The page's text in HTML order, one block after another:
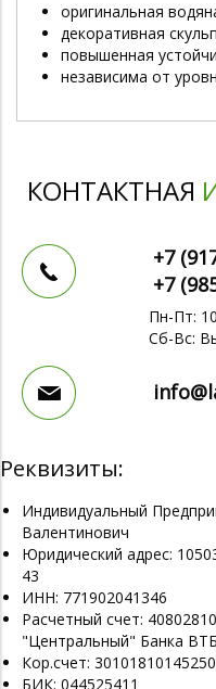
оригинальная
декоративная
повышенная
независима от
КОНТАКТНАЯ
+7
+7
Пн-Пт:
Сб-Вс:
Реквизиты:
Индивидуальный
Валентинович
Юридический адрес:
43
ИНН: 771902041346
Расчетный счет:
"Центральный" Банка
Кор.счет:
БИК: 044525411